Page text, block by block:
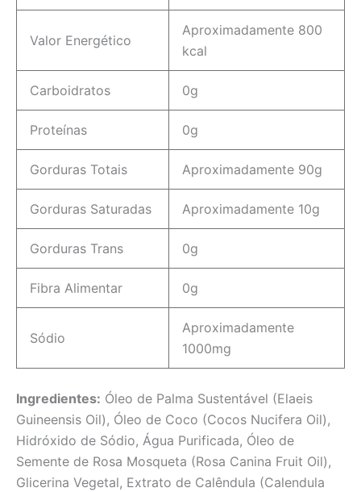
Valor Energético
Aproximadamente 800
kcal
Carboidratos 0g
Proteínas 0g
Gorduras Totais Aproximadamente 90g
Gorduras Saturadas Aproximadamente 10g
Gorduras Trans 0g
Fibra Alimentar 0g
Sódio
Aproximadamente
1000mg
Ingredientes: Óleo de Palma Sustentável (Elaeis
Guineensis Oil), Óleo de Coco (Cocos Nucifera Oil),
Hidróxido de Sódio, Água Purificada, Óleo de
Semente de Rosa Mosqueta (Rosa Canina Fruit Oil),
Glicerina Vegetal, Extrato de Calêndula (Calendula